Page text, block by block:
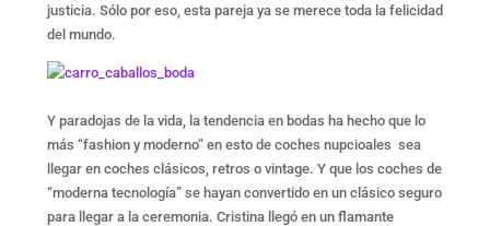
justicia. Sólo por eso, esta pareja ya se merece toda la felicidad
del mundo.
Y paradojas de la vida, la tendencia en bodas ha hecho que lo
más “fashion y moderno” en esto de coches nupcioales sea
llegar en coches clásicos, retros o vintage. Y que los coches de
“moderna tecnología” se hayan convertido en un clásico seguro
para llegar a la ceremonia. Cristina llegó en un flamante